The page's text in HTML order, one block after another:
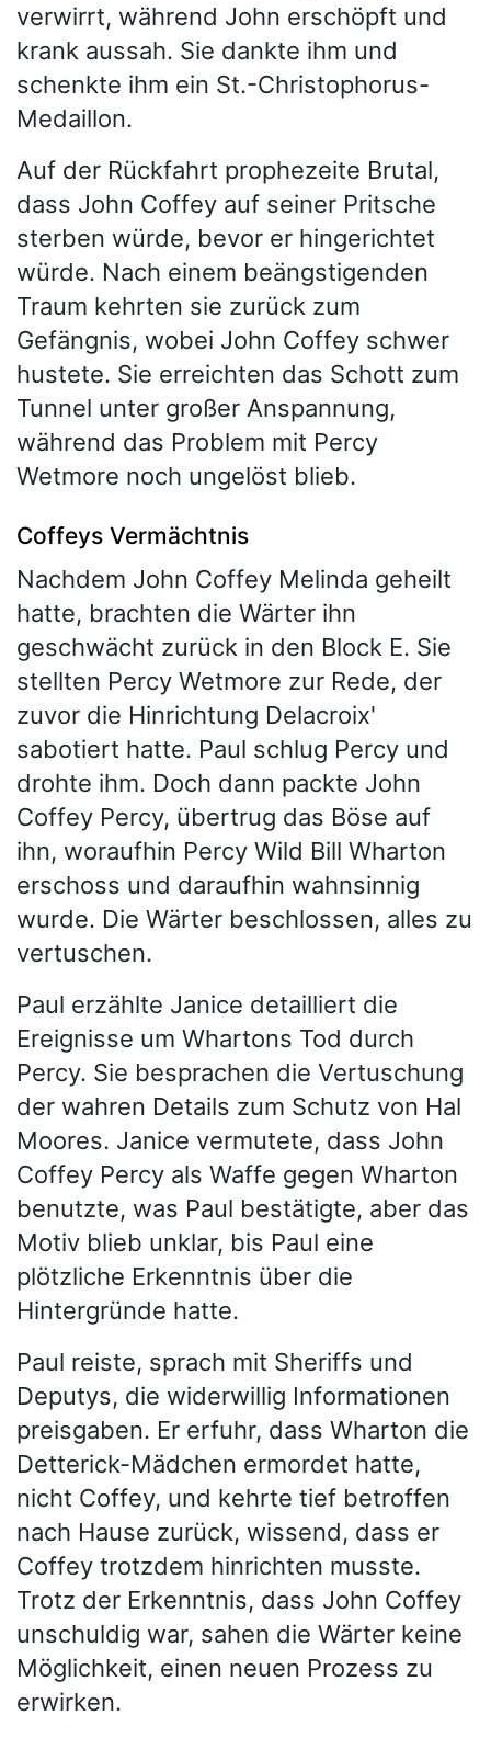
verwirrt, während John erschöpft und
krank aussah. Sie dankte ihm und
schenkte ihm ein St.-Christophorus-
Medaillon.
Auf der Rückfahrt prophezeite Brutal,
dass John Coffey auf seiner Pritsche
sterben würde, bevor er hingerichtet
würde. Nach einem beängstigenden
Traum kehrten sie zurück zum
Gefängnis, wobei John Coffey schwer
hustete. Sie erreichten das Schott zum
Tunnel unter großer Anspannung,
während das Problem mit Percy
Wetmore noch ungelöst blieb.
Coffeys Vermächtnis
Nachdem John Coffey Melinda geheilt
hatte, brachten die Wärter ihn
geschwächt zurück in den Block E. Sie
stellten Percy Wetmore zur Rede, der
zuvor die Hinrichtung Delacroix'
sabotiert hatte. Paul schlug Percy und
drohte ihm. Doch dann packte John
Coffey Percy, übertrug das Böse auf
ihn, woraufhin Percy Wild Bill Wharton
erschoss und daraufhin wahnsinnig
wurde. Die Wärter beschlossen, alles zu
vertuschen.
Paul erzählte Janice detailliert die
Ereignisse um Whartons Tod durch
Percy. Sie besprachen die Vertuschung
der wahren Details zum Schutz von Hal
Moores. Janice vermutete, dass John
Coffey Percy als Waffe gegen Wharton
benutzte, was Paul bestätigte, aber das
Motiv blieb unklar, bis Paul eine
plötzliche Erkenntnis über die
Hintergründe hatte.
Paul reiste, sprach mit Sheriffs und
Deputys, die widerwillig Informationen
preisgaben. Er erfuhr, dass Wharton die
Detterick-Mädchen ermordet hatte,
nicht Coffey, und kehrte tief betroffen
nach Hause zurück, wissend, dass er
Coffey trotzdem hinrichten musste.
Trotz der Erkenntnis, dass John Coffey
unschuldig war, sahen die Wärter keine
Möglichkeit, einen neuen Prozess zu
erwirken.